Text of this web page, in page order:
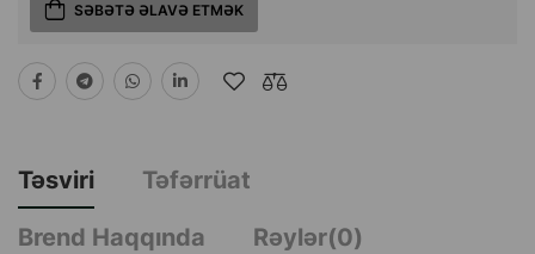
SƏBƏTƏ ƏLAVƏ ETMƏK
Təsviri
Təfərrüat
Brend Haqqında
Rəylər(0)